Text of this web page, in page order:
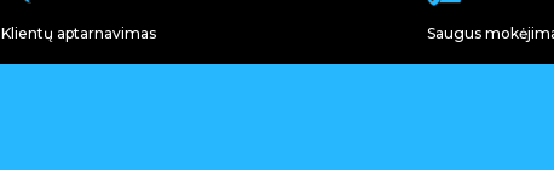
Klientų aptarnavimas Saugus